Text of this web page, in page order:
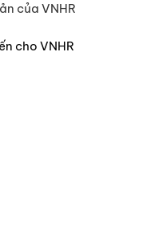
của VNHR
cho VNHR